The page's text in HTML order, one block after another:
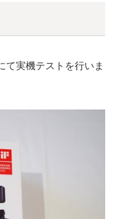
て実機テストを行いま